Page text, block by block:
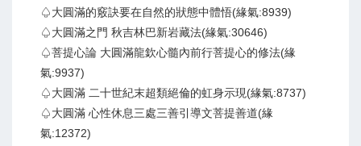
♤大圓滿的竅訣要在自然的狀態中體悟(緣氣:8939)
♤大圓滿之門 秋吉林巴新岩藏法(緣氣:30646)
♤菩提心論 大圓滿龍欽心髓內前行菩提心的修法(緣
氣:9937)
♤大圓滿 二十世紀末超類絕倫的虹身示現(緣氣:8737)
♤大圓滿 心性休息三處三善引導文菩提善道(緣
氣:12372)